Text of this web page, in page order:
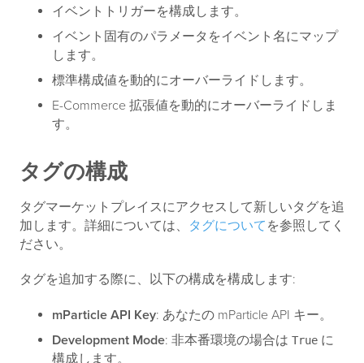
イベントトリガーを構成します。
イベント固有のパラメータをイベント名にマップ
します。
標準構成値を動的にオーバーライドします。
E-Commerce 拡張値を動的にオーバーライドしま
す。
タグの構成
タグマーケットプレイスにアクセスして新しいタグを追
加します。詳細については、 タグについて を参照してく
ださい。
タグを追加する際に、以下の構成を構成します:
mParticle API Key: あなたの mParticle API キー。
Development Mode: 非本番環境の場合は True に
構成します。